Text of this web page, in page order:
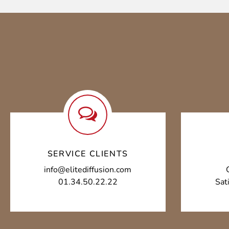
la
du
produit
SERVICE CLIENTS
info@elitediffusion.com
01.34.50.22.22